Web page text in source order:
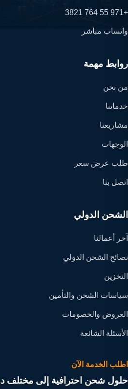
+971 55 764 3821
واتساب مباشر
روابط مهمة
من نحن
خدماتنا
مشاريعنا
الوجهات
طلب عرض سعر
اتصل بنا
الشحن الدولي
آخر أعمالنا
نصائح الشحن الدولي
التخزين
سياسات الشحن والتأمين
العروض والخصومات
الأسئلة الشائعة
اطلب الخدمة الآن
حلول شحن احترافية إلى مختلف